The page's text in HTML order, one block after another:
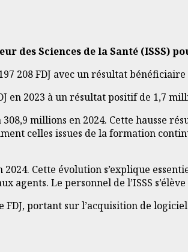
Sciences de la Santé (ISSS)
208 FDJ avec un résultat bénéficiaire
en 2023 à un résultat positif de 1,7
millions en 2024. Cette hausse
celles issues de la formation
Cette évolution s’explique
Le personnel de l’ISSS
FDJ, portant sur l’acquisition de